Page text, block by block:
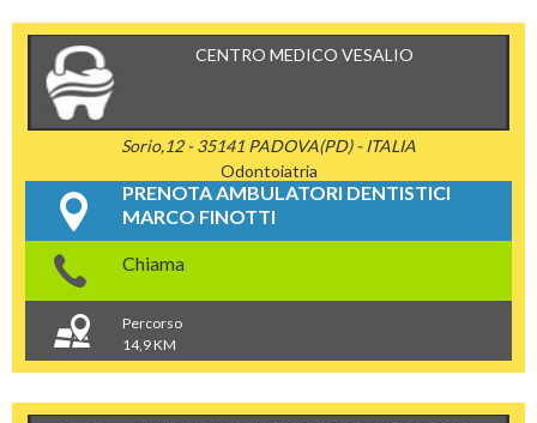
CENTRO MEDICO VESALIO
Sorio,12 - 35141 PADOVA(PD) - ITALIA
Odontoiatria
PRENOTA AMBULATORI DENTISTICI
MARCO FINOTTI
Chiama
Percorso
14,9 KM